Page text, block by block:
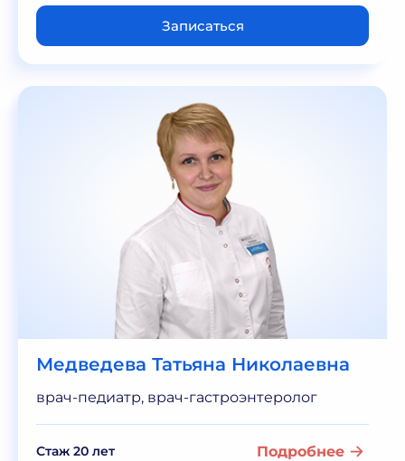
Записаться
Медведева Татьяна Николаевна
врач-педиатр, врач-гастроэнтеролог
Стаж 20 лет Подробнее